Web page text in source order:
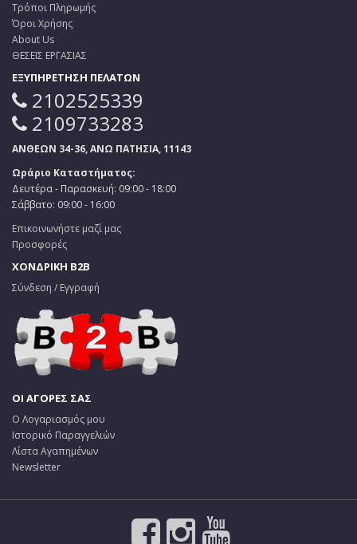
Τρόποι Πληρωμής
Όροι Χρήσης
About Us
ΘΕΣΕΙΣ ΕΡΓΑΣΙΑΣ
ΕΞΥΠΗΡΕΤΗΣΗ ΠΕΛΑΤΩΝ
2102525339
2109733283
ΑΝΘΕΩΝ 34-36, ΑΝΩ ΠΑΤΗΣΙΑ, 11143
Ωράριο Καταστήματος:
Δευτέρα - Παρασκευή: 09:00 - 18:00
Σάββατο: 09:00 - 16:00
Επικοινωνήστε μαζί μας
Προσφορές
ΧΟΝΔΡΙΚΗ B2B
Σύνδεση / Εγγραφή
ΟΙ ΑΓΟΡΕΣ ΣΑΣ
Ο Λογαριασμός μου
Ιστορικό Παραγγελιών
Λίστα Αγαπημένων
Newsletter